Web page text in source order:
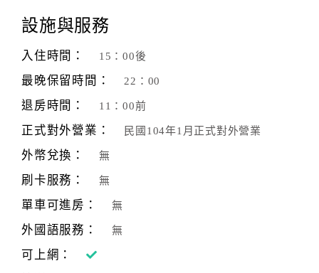
設施與服務
入住時間： 15：00後
最晚保留時間： 22：00
退房時間： 11：00前
正式對外營業： 民國104年1月正式對外營業
外幣兌換： 無
刷卡服務： 無
單車可進房： 無
外國語服務： 無
可上網：